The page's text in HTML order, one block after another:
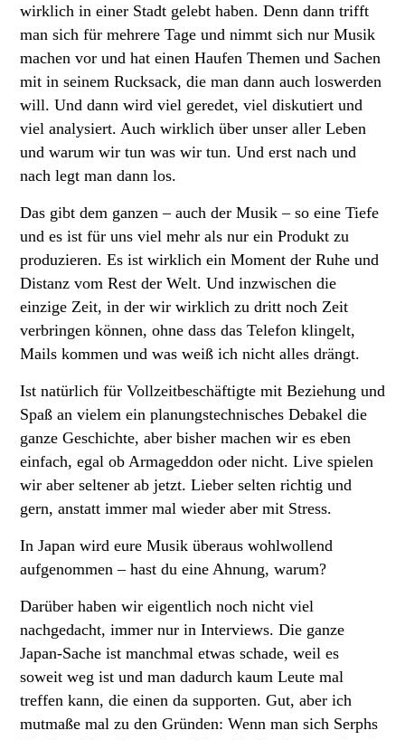
wirklich in einer Stadt gelebt haben. Denn dann trifft
man sich für mehrere Tage und nimmt sich nur Musik
machen vor und hat einen Haufen Themen und Sachen
mit in seinem Rucksack, die man dann auch loswerden
will. Und dann wird viel geredet, viel diskutiert und
viel analysiert. Auch wirklich über unser aller Leben
und warum wir tun was wir tun. Und erst nach und
nach legt man dann los.
Das gibt dem ganzen – auch der Musik – so eine Tiefe
und es ist für uns viel mehr als nur ein Produkt zu
produzieren. Es ist wirklich ein Moment der Ruhe und
Distanz vom Rest der Welt. Und inzwischen die
einzige Zeit, in der wir wirklich zu dritt noch Zeit
verbringen können, ohne dass das Telefon klingelt,
Mails kommen und was weiß ich nicht alles drängt.
Ist natürlich für Vollzeitbeschäftigte mit Beziehung und
Spaß an vielem ein planungstechnisches Debakel die
ganze Geschichte, aber bisher machen wir es eben
einfach, egal ob Armageddon oder nicht. Live spielen
wir aber seltener ab jetzt. Lieber selten richtig und
gern, anstatt immer mal wieder aber mit Stress.
In Japan wird eure Musik überaus wohlwollend
aufgenommen – hast du eine Ahnung, warum?
Darüber haben wir eigentlich noch nicht viel
nachgedacht, immer nur in Interviews. Die ganze
Japan-Sache ist manchmal etwas schade, weil es
soweit weg ist und man dadurch kaum Leute mal
treffen kann, die einen da supporten. Gut, aber ich
mutmaße mal zu den Gründen: Wenn man sich Serphs